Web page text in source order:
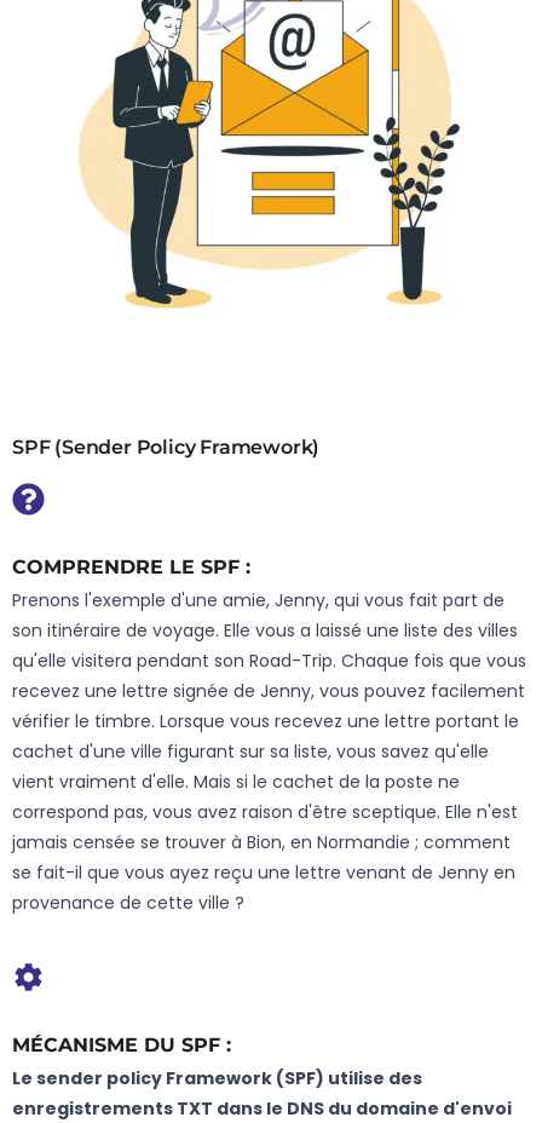
SPF (Sender Policy Framework)
COMPRENDRE LE SPF :
Prenons l'exemple d'une amie, Jenny, qui vous fait part de
son itinéraire de voyage. Elle vous a laissé une liste des villes
qu'elle visitera pendant son Road-Trip. Chaque fois que vous
recevez une lettre signée de Jenny, vous pouvez facilement
vérifier le timbre. Lorsque vous recevez une lettre portant le
cachet d'une ville figurant sur sa liste, vous savez qu'elle
vient vraiment d'elle. Mais si le cachet de la poste ne
correspond pas, vous avez raison d'être sceptique. Elle n'est
jamais censée se trouver à Bion, en Normandie ; comment
se fait-il que vous ayez reçu une lettre venant de Jenny en
provenance de cette ville ?
MÉCANISME DU SPF :
Le sender policy Framework (SPF) utilise des
enregistrements TXT dans le DNS du domaine d'envoi